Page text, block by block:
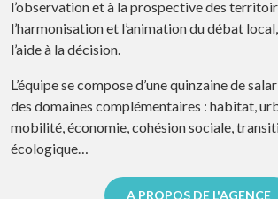
l’observation et à la prospective des
l’harmonisation et l’animation du débat
l’aide à la décision.
L’équipe se compose d’une quinzaine de
des domaines complémentaires : habitat,
mobilité, économie, cohésion sociale,
écologique…
A PROPOS DE L'AGENCE